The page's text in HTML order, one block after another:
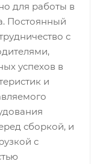
для работы в
Постоянный
с
успехов в
и
сборкой, и
с